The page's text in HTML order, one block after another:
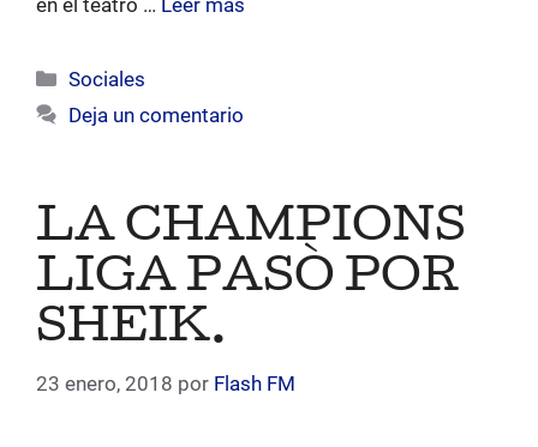
Categorías
Sociales
Deja un comentario
LA CHAMPIONS
LIGA PASÒ POR
SHEIK.
23 enero, 2018 por Flash FM